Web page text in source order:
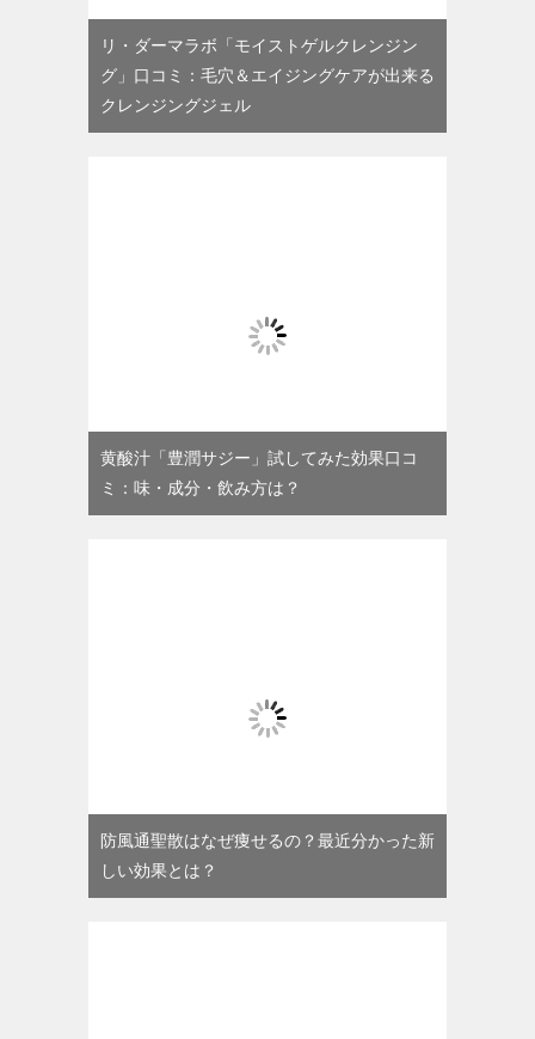
リ・ダーマラボ「モイストゲルクレンジン
グ」口コミ：毛穴＆エイジングケアが出来る
クレンジングジェル
黄酸汁「豊潤サジー」試してみた効果口コ
ミ：味・成分・飲み方は？
防風通聖散はなぜ痩せるの？最近分かった新
しい効果とは？